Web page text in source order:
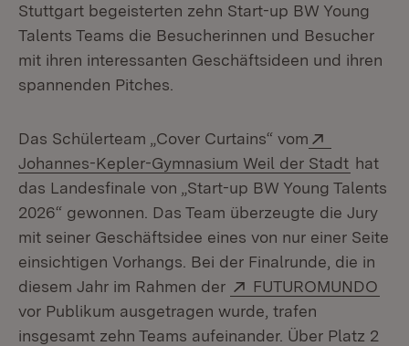
Stuttgart begeisterten zehn Start-up BW Young
Talents Teams die Besucherinnen und Besucher
mit ihren interessanten Geschäftsideen und ihren
spannenden Pitches.
Das Schülerteam „Cover Curtains“ vom
Johannes-Kepler-Gymnasium Weil der Stadt hat
das Landesfinale von „Start-up BW Young Talents
2026“ gewonnen. Das Team überzeugte die Jury
mit seiner Geschäftsidee eines von nur einer Seite
einsichtigen Vorhangs. Bei der Finalrunde, die in
diesem Jahr im Rahmen der
Extern:
FUTUROMUNDO
vor Publikum ausgetragen wurde, trafen
insgesamt zehn Teams aufeinander. Über Platz 2